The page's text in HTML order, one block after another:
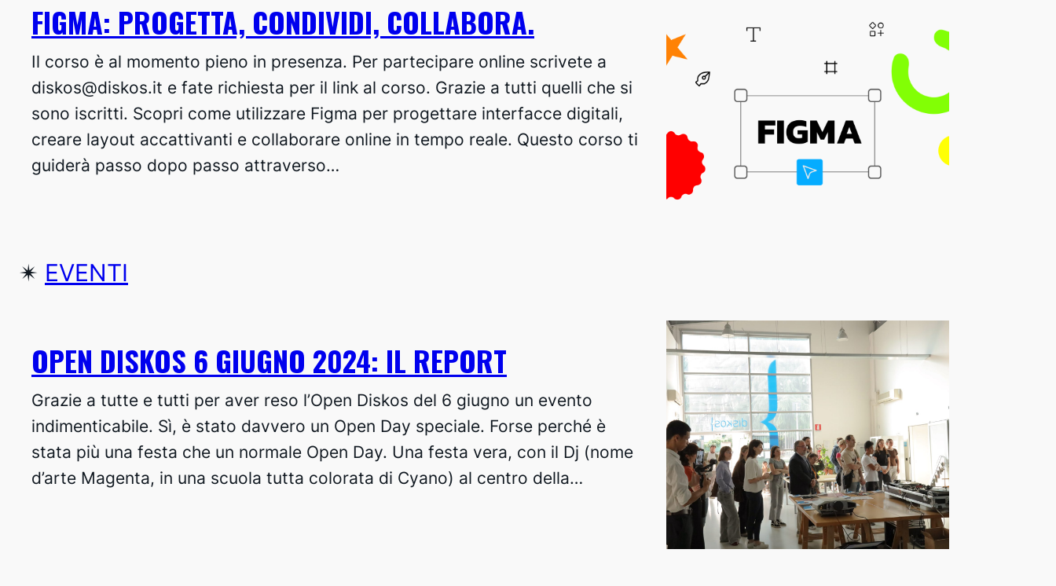
FIGMA: PROGETTA, CONDIVIDI, COLLABORA.
Il corso è al momento pieno in presenza. Per partecipare online scrivete a
diskos@diskos.it e fate richiesta per il link al corso. Grazie a tutti quelli che si
sono iscritti. Scopri come utilizzare Figma per progettare interfacce digitali,
creare layout accattivanti e collaborare online in tempo reale. Questo corso ti
guiderà passo dopo passo attraverso…
✴︎ EVENTI
OPEN DISKOS 6 GIUGNO 2024: IL REPORT
Grazie a tutte e tutti per aver reso l’Open Diskos del 6 giugno un evento
indimenticabile. Sì, è stato davvero un Open Day speciale. Forse perché è
stata più una festa che un normale Open Day. Una festa vera, con il Dj (nome
d’arte Magenta, in una scuola tutta colorata di Cyano) al centro della…